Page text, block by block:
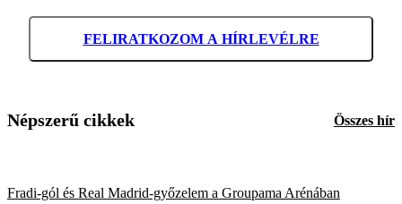
FELIRATKOZOM A HÍRLEVÉLRE
Népszerű cikkek Összes hír
Fradi-gól és Real Madrid-győzelem a Groupama Arénában